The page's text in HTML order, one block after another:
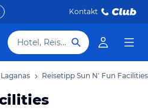
Kontakt
Hotel, Reiseziel
Reisetipp Sun N' Fun Facilities